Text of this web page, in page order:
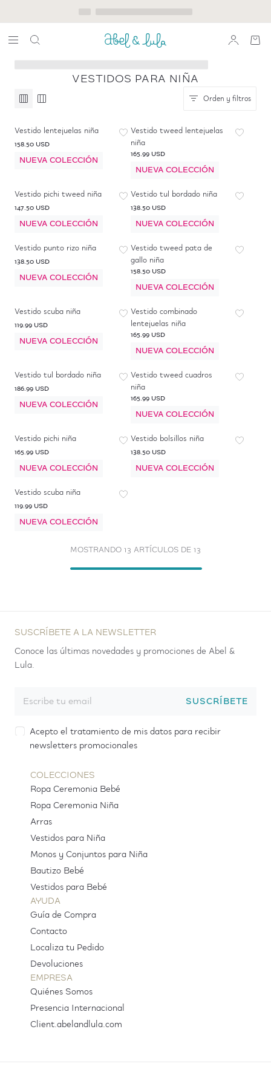
VESTIDOS PARA NIÑA
Orden y filtros
Vestido lentejuelas niña
158.50 USD
NUEVA COLECCIÓN
Vestido tweed lentejuelas
niña
165.99 USD
NUEVA COLECCIÓN
Vestido pichi tweed niña
147.50 USD
NUEVA COLECCIÓN
Vestido tul bordado niña
138.50 USD
NUEVA COLECCIÓN
Vestido punto rizo niña
138.50 USD
NUEVA COLECCIÓN
Vestido tweed pata de
gallo niña
158.50 USD
NUEVA COLECCIÓN
Vestido scuba niña
119.99 USD
NUEVA COLECCIÓN
Vestido combinado
lentejuelas niña
165.99 USD
NUEVA COLECCIÓN
Vestido tul bordado niña
186.99 USD
NUEVA COLECCIÓN
Vestido tweed cuadros
niña
165.99 USD
NUEVA COLECCIÓN
Vestido pichi niña
165.99 USD
NUEVA COLECCIÓN
Vestido bolsillos niña
138.50 USD
NUEVA COLECCIÓN
Vestido scuba niña
119.99 USD
NUEVA COLECCIÓN
MOSTRANDO 13 ARTÍCULOS DE 13
SUSCRÍBETE A LA NEWSLETTER
Conoce las últimas novedades y promociones de Abel &
Lula.
SUSCRÍBETE
Acepto el tratamiento de mis datos para recibir
newsletters promocionales
COLECCIONES
Ropa Ceremonia Bebé
Ropa Ceremonia Niña
Arras
Vestidos para Niña
Monos y Conjuntos para Niña
Bautizo Bebé
Vestidos para Bebé
AYUDA
Guía de Compra
Contacto
Localiza tu Pedido
Devoluciones
EMPRESA
Quiénes Somos
Presencia Internacional
Client.abelandlula.com